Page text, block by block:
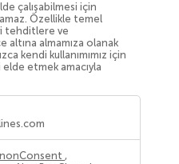
çalışabilmesi için
Özellikle temel
tehditlere ve
altına almamıza olanak
kendi kullanımımız için
etmek amacıyla
,